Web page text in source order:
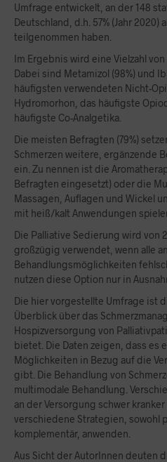
Umfrage entwickelt, an der 148
Deutschland, d.h. 57% (Jahr 2020)
teilgenommen haben.
Im Ergebnis wird eine Vielzahl
Dabei sind Metamizol (98%) und
häufigsten verwendeten Nicht-
Hydromorhon, das häufigste
häufigste Co-Analgetika.
Die meisten Befragten (79%)
Schmerzen weitere, ergänzende
ein. Zu nennen ist die
Befragten eingesetzt) oder die
Massagen, Auflagen und Wickel
mit heiß/kalt Anwendungen
Die Palliative Sedierung wird von
großzügig verwendet, wenn alle
Behandlungsmöglichkeiten
nutzen diese Option nur in
Die hier vorgestellte Umfrage ist
Überblick über das
Hospizversorgung von
bietet. Die Daten zeigen, dass es
Möglichkeiten in Bezug auf die
gibt. Die Behandlung von
multimodale Behandlung.
an der Versorgung schwer
verschiedene Strategien, sowohl
komplementär, anwenden.
Aus Sicht der AutorInnen deuten